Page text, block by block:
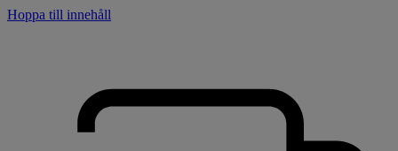
Hoppa till innehåll